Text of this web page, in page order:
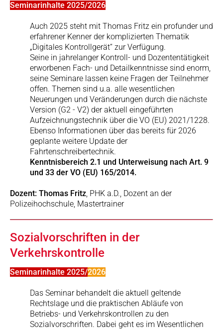
Seminarinhalte 2025/2026
Auch 2025 steht mit Thomas Fritz ein profunder und
erfahrener Kenner der komplizierten Thematik
„Digitales Kontrollgerät“ zur Verfügung.
Seine in jahrelanger Kontroll- und Dozententätigkeit
erworbenen Fach- und Detailkenntnisse sind enorm,
seine Seminare lassen keine Fragen der Teilnehmer
offen. Themen sind u.a. alle wesentlichen
Neuerungen und Veränderungen durch die nächste
Version (G2 - V2) der aktuell eingeführten
Aufzeichnungstechnik über die VO (EU) 2021/1228.
Ebenso Informationen über das bereits für 2026
geplante weitere Update der
Fahrtenschreibertechnik.
Kenntnisbereich 2.1 und Unterweisung nach Art. 9
und 33 der VO (EU) 165/2014.
Dozent: Thomas Fritz, PHK a.D., Dozent an der
Polizeihochschule, Mastertrainer
Sozialvorschriften in der
Verkehrskontrolle
Seminarinhalte 2025/2026
Das Seminar behandelt die aktuell geltende
Rechtslage und die praktischen Abläufe von
Betriebs- und Verkehrskontrollen zu den
Sozialvorschriften. Dabei geht es im Wesentlichen